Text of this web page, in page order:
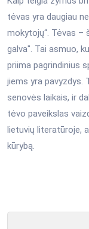
tėvas yra daugiau
mokytojų“. Tėvas –
galva". Tai asmuo,
priima pagrindinius
jiems yra pavyzdys.
senovės laikais, ir
tėvo paveikslas
lietuvių literatūroje,
kūrybą.